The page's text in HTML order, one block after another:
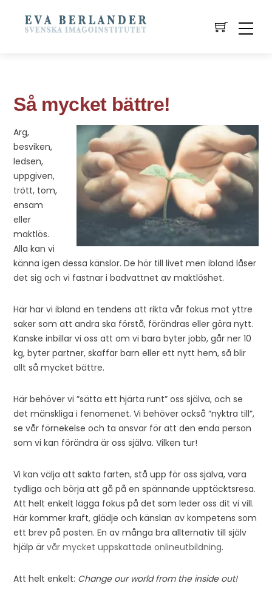
Så mycket bättre!
Arg,
besviken,
ledsen,
uppgiven,
trött, tom,
ensam
eller
maktlös.
Alla kan vi
känna igen dessa känslor. De hör till livet men ibland låser
det sig och vi fastnar i badvattnet av maktlöshet.
Här har vi ibland en tendens att rikta vår fokus mot yttre
saker som att andra ska förstå, förändras eller göra nytt.
Kanske inbillar vi oss att om vi bara byter jobb, går ner 10
kg, byter partner, skaffar barn eller ett nytt hem, så blir
allt så mycket bättre.
Här behöver vi ”sätta ett hjärta runt” oss själva, och se
det mänskliga i fenomenet. Vi behöver också ”nyktra till”,
se vår förnekelse och ta ansvar för att den enda person
som vi kan förändra är oss själva. Vilken tur!
Vi kan välja att sakta farten, stå upp för oss själva, vara
tydliga och börja att gå på en spännande upptäcktsresa.
Att helt enkelt lägga fokus på det som leder oss dit vi vill.
Här kommer kraft, glädje och känslan av kompetens som
ett brev på posten. En av många bra allternativ till själv
hjälp ärvår mycket uppskattade onlineutbildning.
Att helt enkelt: Change our world from the inside out!